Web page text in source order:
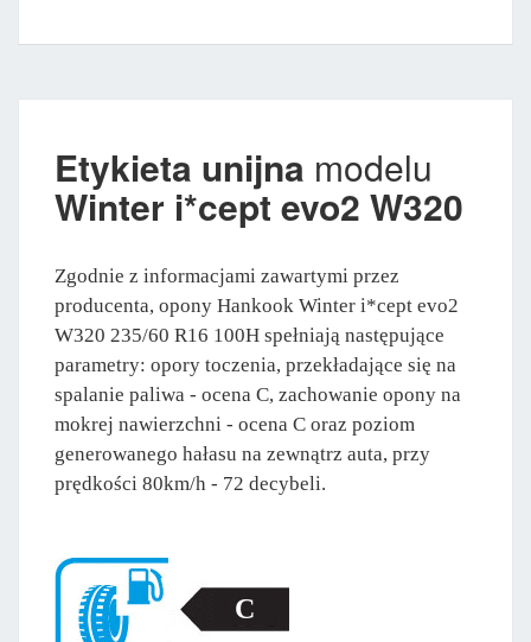
Etykieta unijna modelu
Winter i*cept evo2 W320
Zgodnie z informacjami zawartymi przez
producenta, opony Hankook Winter i*cept evo2
W320 235/60 R16 100H spełniają następujące
parametry: opory toczenia, przekładające się na
spalanie paliwa - ocena C, zachowanie opony na
mokrej nawierzchni - ocena C oraz poziom
generowanego hałasu na zewnątrz auta, przy
prędkości 80km/h - 72 decybeli.
C